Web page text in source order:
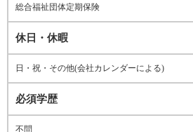
総合福祉団体定期保険
休日・休暇
日・祝・その他(会社カレンダーによる)
必須学歴
不問